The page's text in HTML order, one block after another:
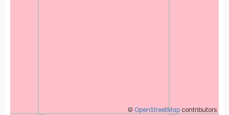
© OpenStreetMap contributors